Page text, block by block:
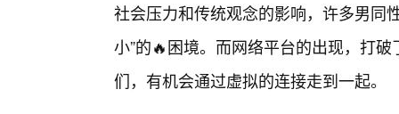
社会压力和传统观念的影响，许多男同
小”的🔥困境。而网络平台的出现，打
们，有机会通过虚拟的连接走到一起。